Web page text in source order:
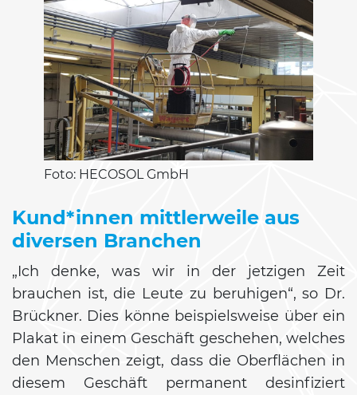
Foto: HECOSOL GmbH
Kund*innen mittlerweile aus
diversen Branchen
„Ich denke, was wir in der jetzigen Zeit
brauchen ist, die Leute zu beruhigen“, so Dr.
Brückner. Dies könne beispielsweise über ein
Plakat in einem Geschäft geschehen, welches
den Menschen zeigt, dass die Oberflächen in
diesem Geschäft permanent desinfiziert